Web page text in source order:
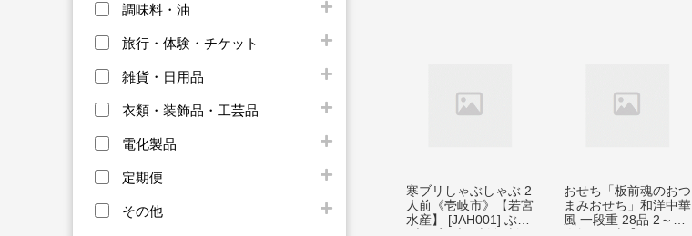
調味料・油
旅行・体験・チケット
雑貨・日用品
衣類・装飾品・工芸品
電化製品
定期便
その他
寒ブリしゃぶしゃぶ 2
人前《壱岐市》【若宮
水産】 [JAH001] ぶり
おせち「板前魂のおつ
まみおせち」和洋中華
風 一段重 28品 2～3